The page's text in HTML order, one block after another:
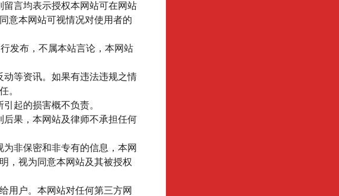
言均表示授权本网站可在网站
意本网站可视情况对使用者的
发布，不属本站言论，本网站
等资讯。如果有违法违规之情
。
起的损害概不负责。
果，本网站及律师不承担任何
非保密和非专有的信息，本网
，视为同意本网站及其被授权
用户。本网站对任何第三方网